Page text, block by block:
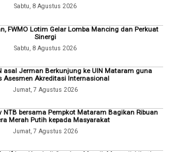
Sabtu, 8 Agustus 2026
FWMO Lotim Gelar Lomba Mancing dan Perkuat
Sinergi
Sabtu, 8 Agustus 2026
asal Jerman Berkunjung ke UIN Mataram guna
Asesmen Akreditasi Internasional
Jumat, 7 Agustus 2026
NTB bersama Pempkot Mataram Bagikan Ribuan
Merah Putih kepada Masyarakat
Jumat, 7 Agustus 2026